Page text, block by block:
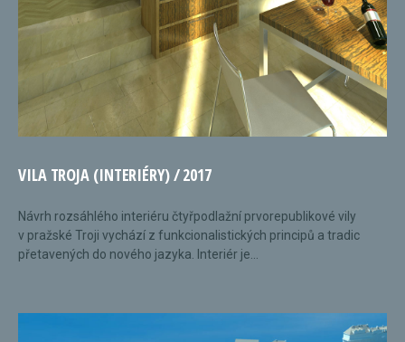
VILA TROJA (INTERIÉRY) / 2017
Návrh rozsáhlého interiéru čtyřpodlažní prvorepublikové vily
v pražské Troji vychází z funkcionalistických principů a tradic
přetavených do nového jazyka. Interiér je...